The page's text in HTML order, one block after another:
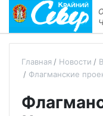
Главная Новости
Флагманские